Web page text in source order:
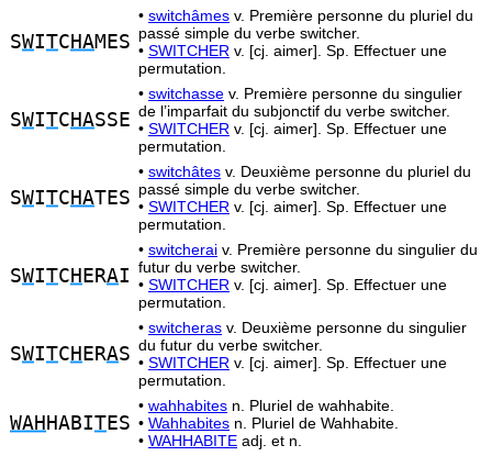
SWITC HAMES
• switchâmes v. Première personne du pluriel du
passé simple du verbe switcher.
• SWITCHER v. [cj. aimer]. Sp. Effectuer une
permutation.
SWITC HASSE
• switchasse v. Première personne du singulier
de l’imparfait du subjonctif du verbe switcher.
• SWITCHER v. [cj. aimer]. Sp. Effectuer une
permutation.
SWITC HATES
• switchâtes v. Deuxième personne du pluriel du
passé simple du verbe switcher.
• SWITCHER v. [cj. aimer]. Sp. Effectuer une
permutation.
SWITC H ERAI
• switcherai v. Première personne du singulier du
futur du verbe switcher.
• SWITCHER v. [cj. aimer]. Sp. Effectuer une
permutation.
SWITC H ERAS
• switcheras v. Deuxième personne du singulier
du futur du verbe switcher.
• SWITCHER v. [cj. aimer]. Sp. Effectuer une
permutation.
WAH HABITES
• wahhabites n. Pluriel de wahhabite.
• Wahhabites n. Pluriel de Wahhabite.
• WAHHABITE adj. et n.